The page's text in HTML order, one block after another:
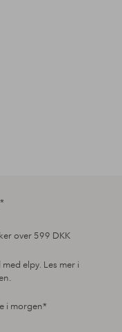
over 599 DKK
med elpy. Les mer i
i morgen*